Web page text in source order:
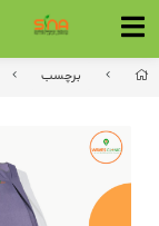
برچسب